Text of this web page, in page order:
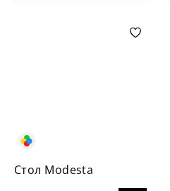
Стол Modesta